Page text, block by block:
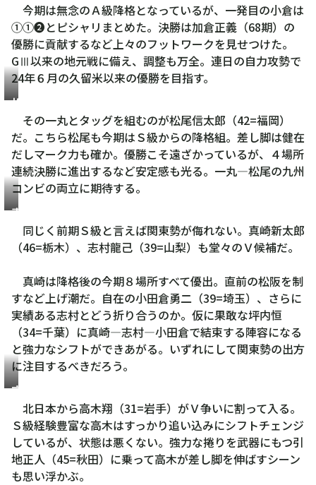
今期は無念のＡ級降格となっているが、一発目の小倉は
①①❷とピシャリまとめた。決勝は加倉正義（68期）の
優勝に貢献するなど上々のフットワークを見せつけた。
GⅢ以来の地元戦に備え、調整も万全。連日の自力攻勢で
24年６月の久留米以来の優勝を目指す。
松
信
太
郎
その一丸とタッグを組むのが松尾信太郎（42=福岡）
だ。こちら松尾も今期はＳ級からの降格組。差し脚は健在
だしマーク力も確か。優勝こそ遠ざかっているが、４場所
連続決勝に進出するなど安定感も光る。一丸―松尾の九州
コンビの両立に期待する。
真
新
同じく前期Ｓ級と言えば関東勢が侮れない。真崎新太郎
（46=栃木）、志村龍己（39=山梨）も堂々のＶ候補だ。
真崎は降格後の今期８場所すべて優出。直前の松阪を制
すなど上げ潮だ。自在の小田倉勇二（39=埼玉）、さらに
実績ある志村とどう折り合うのか。仮に果敢な坪内恒
（34=千葉）に真崎―志村―小田倉で結束する陣容になる
と強力なシフトができあがる。いずれにして関東勢の出方
に注目するべきだろう。
高
翔
北日本から高木翔（31=岩手）がＶ争いに割って入る。
Ｓ級経験豊富な高木はすっかり追い込みにシフトチェンジ
しているが、状態は悪くない。強力な捲りを武器にもつ引
地正人（45=秋田）に乗って高木が差し脚を伸ばすシーン
も思い浮かぶ。